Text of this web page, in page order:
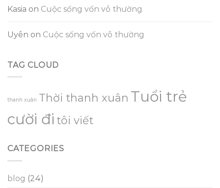
Kasia on Cuộc sống vốn vô thường
Uyên on Cuộc sống vốn vô thường
TAG CLOUD
thanh xuân Thời thanh xuân Tuổi trẻ
cười đi tôi viết
CATEGORIES
blog (24)